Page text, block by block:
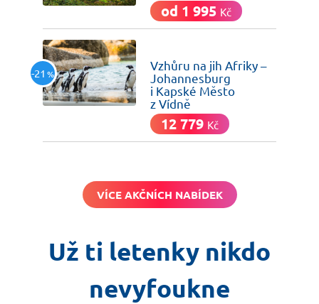
od 1 995 Kč
-21 %
Vzhůru na jih Afriky –
Johannesburg
i Kapské Město
z Vídně
12 779 Kč
VÍCE AKČNÍCH NABÍDEK
Už ti letenky nikdo
nevyfoukne